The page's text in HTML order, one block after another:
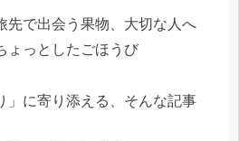
先で出会う果物、大切な人へ
ょっとしたごほうび
」に寄り添える、そんな記事